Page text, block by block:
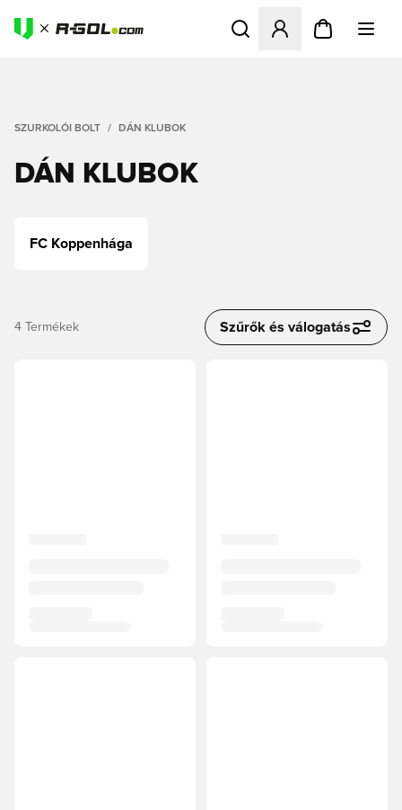
Megnyit egy modált a
SZURKOLÓI BOLT DÁN KLUBOK
DÁN KLUBOK
FC Koppenhága
4 Termékek Szűrők és válogatás